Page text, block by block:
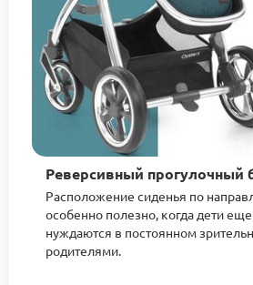
Реверсивный прогулочный
Расположение сиденья по
особенно полезно, когда дети
нуждаются в постоянном
родителями.